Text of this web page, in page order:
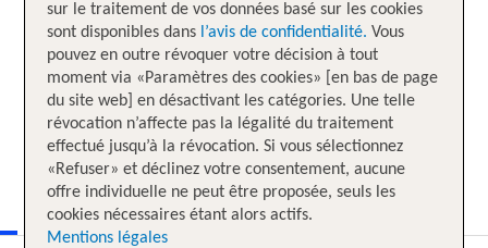
sur le traitement de vos données basé sur les cookies
sont disponibles dans l’avis de confidentialité. Vous
pouvez en outre révoquer votre décision à tout
moment via «Paramètres des cookies» [en bas de page
du site web] en désactivant les catégories. Une telle
révocation n’affecte pas la légalité du traitement
effectué jusqu’à la révocation. Si vous sélectionnez
«Refuser» et déclinez votre consentement, aucune
offre individuelle ne peut être proposée, seuls les
cookies nécessaires étant alors actifs.
Mentions légales